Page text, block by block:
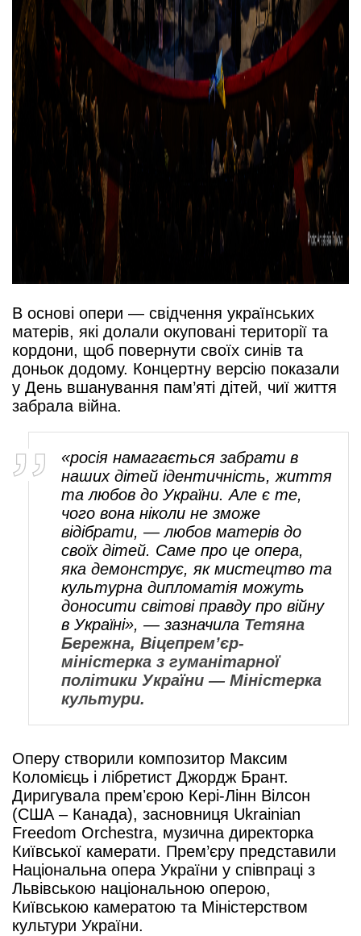
В основі опери — свідчення українських
матерів, які долали окуповані території та
кордони, щоб повернути своїх синів та
доньок додому. Концертну версію показали
у День вшанування пам’яті дітей, чиї життя
забрала війна.
«росія намагається забрати в
наших дітей ідентичність, життя
та любов до України. Але є те,
чого вона ніколи не зможе
відібрати, — любов матерів до
своїх дітей. Саме про це опера,
яка демонструє, як мистецтво та
культурна дипломатія можуть
доносити світові правду про війну
в Україні», — зазначила Тетяна
Бережна, Віцепрем’єр-
міністерка з гуманітарної
політики України — Міністерка
культури.
Оперу створили композитор Максим
Коломієць і лібретист Джордж Брант.
Диригувала премʼєрою Кері-Лінн Вілсон
(США – Канада), засновниця Ukrainian
Freedom Orchestra, музична директорка
Київської камерати. Прем’єру представили
Національна опера України у співпраці з
Львівською національною оперою,
Київською камератою та Міністерством
культури України.